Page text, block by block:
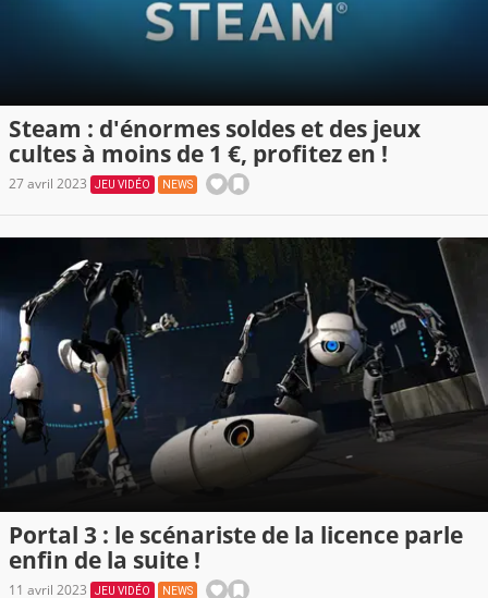
Steam : d'énormes soldes et des jeux
cultes à moins de 1 €, profitez en !
27 avril 2023 JEU VIDÉO NEWS
Portal 3 : le scénariste de la licence parle
enfin de la suite !
11 avril 2023 JEU VIDÉO NEWS